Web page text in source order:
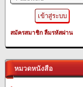
สมัครสมาชิก ลืมรหัสผ่าน
หมวดหนังสือ